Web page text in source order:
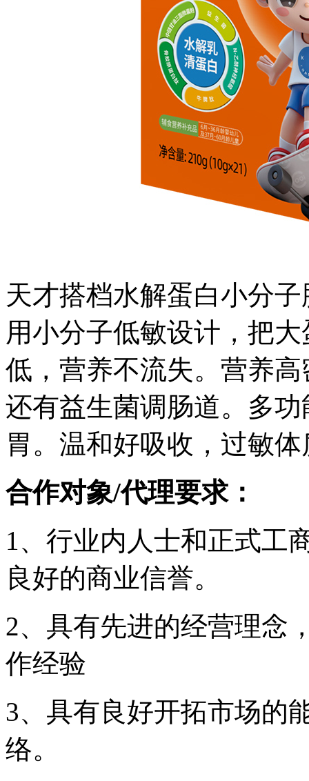
天才搭档水解蛋白小分
用小分子低敏设计，把
低，营养不流失。营养
还有益生菌调肠道。多
胃。温和好吸收，过敏
合作对象/代理要求：
1、行业内人士和正式工
良好的商业信誉。
2、具有先进的经营理念
作经验
3、具有良好开拓市场的
络。